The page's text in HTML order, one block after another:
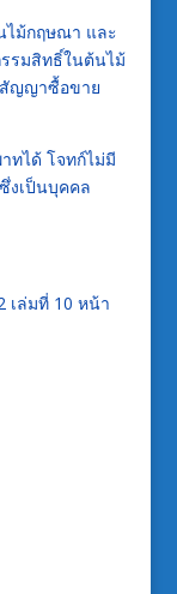
ไม้กฤษณา และ
รมสิทธิ์ในต้นไม้
สัญญาซื้อขาย
ทได้ โจทก์ไม่มี
งเป็นบุคคล
เล่มที่ 10 หน้า